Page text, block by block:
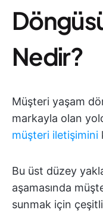
Nedir?
Müşteri yaşam
markayla olan
müşteri iletişimini
Bu üst düzey
aşamasında
sunmak için